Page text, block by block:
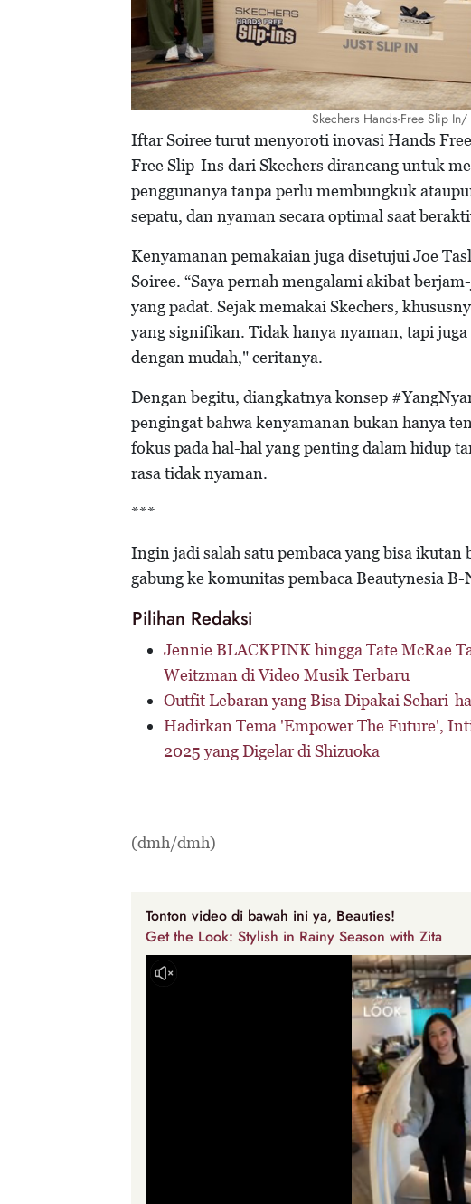
Skechers Hands-Free Slip
Iftar Soiree turut menyoroti inovasi Hands
Free Slip-Ins dari Skechers dirancang untuk
penggunanya tanpa perlu membungkuk
sepatu, dan nyaman secara optimal saat
Kenyamanan pemakaian juga disetujui Joe
Soiree. “Saya pernah mengalami akibat
yang padat. Sejak memakai Skechers,
yang signifikan. Tidak hanya nyaman, tapi
dengan mudah," ceritanya.
Dengan begitu, diangkatnya konsep
pengingat bahwa kenyamanan bukan hanya
fokus pada hal-hal yang penting dalam hidup
rasa tidak nyaman.
***
Ingin jadi salah satu pembaca yang bisa ikutan
gabung ke komunitas pembaca Beautynesia
Pilihan Redaksi
Jennie BLACKPINK hingga Tate McRae
Weitzman di Video Musik Terbaru
Outfit Lebaran yang Bisa Dipakai Sehari-
Hadirkan Tema 'Empower The Future',
2025 yang Digelar di Shizuoka
(dmh/dmh)
Tonton video di bawah ini ya, Beauties!
Get the Look: Stylish in Rainy Season with Zita